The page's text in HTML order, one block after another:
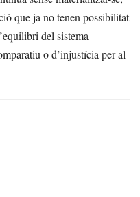
que ja no tenen possibilitat
del sistema
o d’injustícia per al